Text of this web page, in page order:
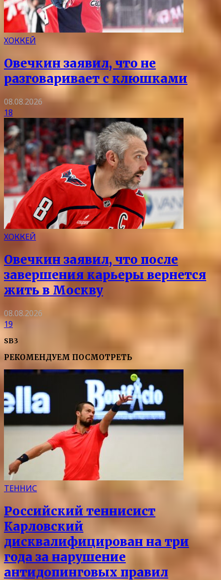
ХОККЕЙ
Овечкин заявил, что не
разговаривает с клюшками
08.08.2026
18
ХОККЕЙ
Овечкин заявил, что после
завершения карьеры вернется
жить в Москву
08.08.2026
19
SB3
РЕКОМЕНДУЕМ ПОСМОТРЕТЬ
ТЕННИС
Российский теннисист
Карловский
дисквалифицирован на три
года за нарушение
антидопинговых правил